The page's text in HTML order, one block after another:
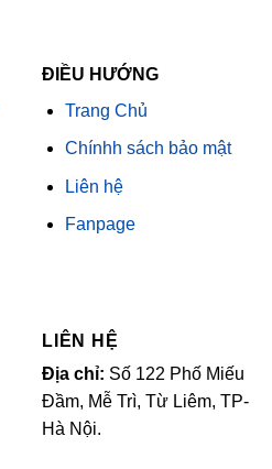
ĐIỀU HƯỚNG
Trang Chủ
Chínhh sách bảo mật
Liên hệ
Fanpage
LIÊN HỆ
Địa chỉ: Số 122 Phố Miếu
Đầm, Mễ Trì, Từ Liêm, TP-
Hà Nội.